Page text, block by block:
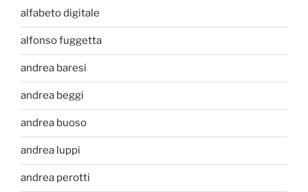
alfabeto digitale
alfonso fuggetta
andrea baresi
andrea beggi
andrea buoso
andrea luppi
andrea perotti